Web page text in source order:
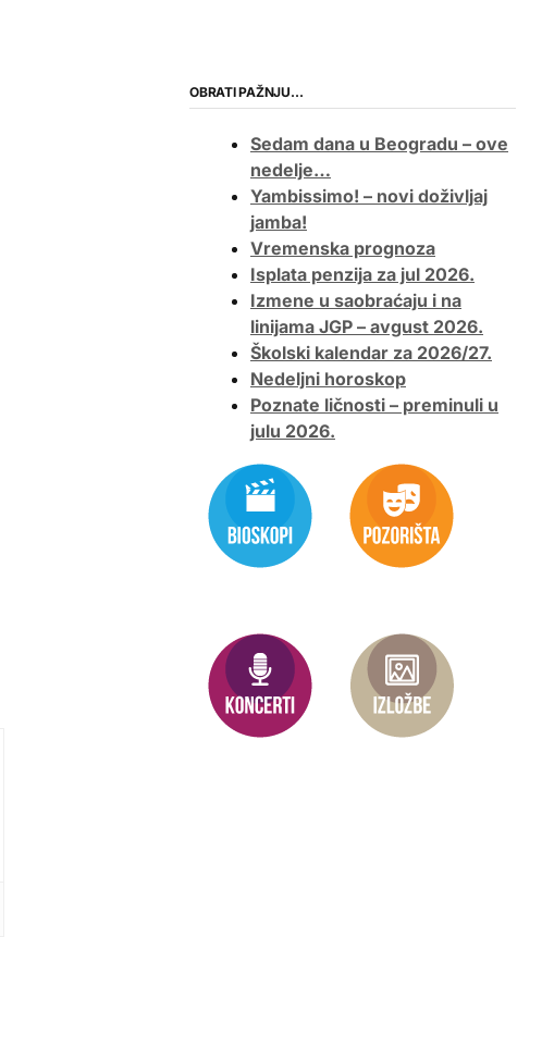
OBRATI PAŽNJU…
Sedam dana u Beogradu – ove
nedelje…
Yambissimo! – novi doživljaj
jamba!
Vremenska prognoza
Isplata penzija za jul 2026.
Izmene u saobraćaju i na
linijama JGP – avgust 2026.
Školski kalendar za 2026/27.
Nedeljni horoskop
Poznate ličnosti – preminuli u
julu 2026.